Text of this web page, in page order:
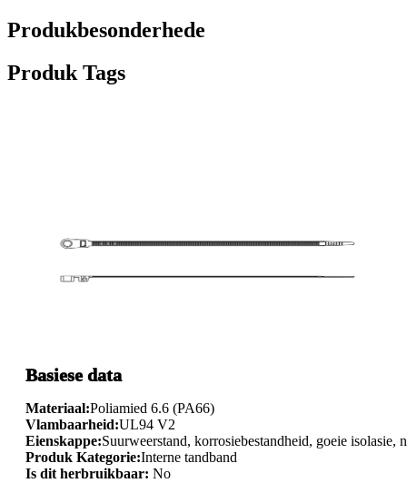
Produkbesonderhede
Produk Tags
Basiese data
Materiaal:Poliamied 6.6 (PA66)
Vlambaarheid:UL94 V2
Eienskappe:Suurweerstand, korrosiebestandheid, goeie
Produk Kategorie:Interne tandband
Is dit herbruikbaar: No